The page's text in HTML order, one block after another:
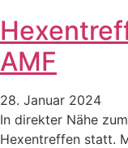
AMF
28. Januar 2024
In direkter Nähe
Hexentreffen statt.